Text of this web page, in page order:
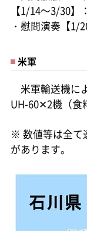
【1/14～3/30】
・慰問演奏【1/
米軍
米軍輸送機に
UH-60✕2機（食
※ 数値等は全て
があります。